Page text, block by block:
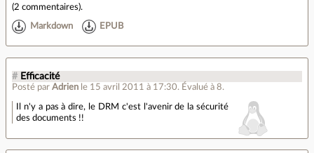
(2 commentaires).
Markdown EPUB
# Efficacité
Posté par Adrien le 15 avril 2011 à 17:30. Évalué à 8.
Il n'y a pas à dire, le DRM c'est l'avenir de la sécurité
des documents !!